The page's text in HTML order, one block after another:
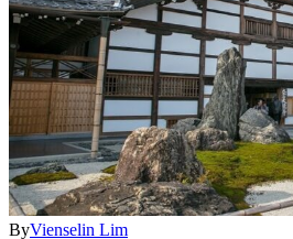
ByVienselin Lim